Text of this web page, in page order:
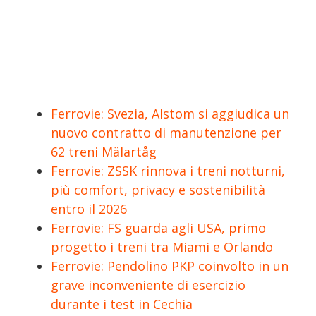
Ferrovie: Svezia, Alstom si aggiudica un
nuovo contratto di manutenzione per
62 treni Mälartåg
Ferrovie: ZSSK rinnova i treni notturni,
più comfort, privacy e sostenibilità
entro il 2026
Ferrovie: FS guarda agli USA, primo
progetto i treni tra Miami e Orlando
Ferrovie: Pendolino PKP coinvolto in un
grave inconveniente di esercizio
durante i test in Cechia